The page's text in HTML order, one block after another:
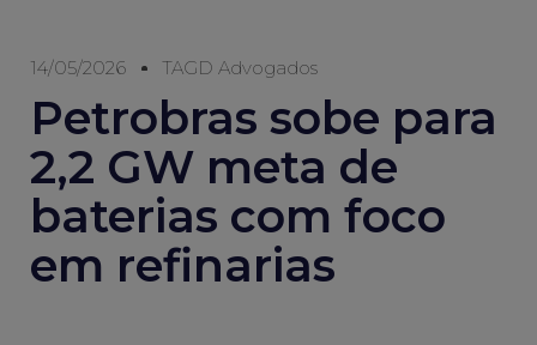
14/05/2026 TAGD Advogados
Petrobras sobe para
2,2 GW meta de
baterias com foco
em refinarias